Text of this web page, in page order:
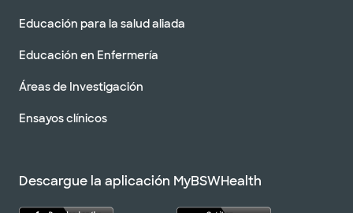
Educación para la salud aliada
Educación en Enfermería
Áreas de Investigación
Ensayos clínicos
Descargue la aplicación MyBSWHealth